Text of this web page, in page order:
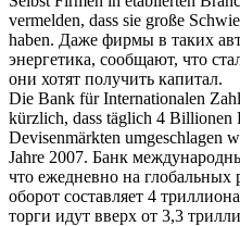
vermelden, dass sie große
haben. Даже фирмы в таких
энергетика, сообщают, что
они хотят получить капитал.
Die Bank für Internationalen
kürzlich, dass täglich 4 Billionen
Devisenmärkten umgeschlagen
Jahre 2007. Банк
что ежедневно на
оборот составляет 4
торги идут вверх от 3,3